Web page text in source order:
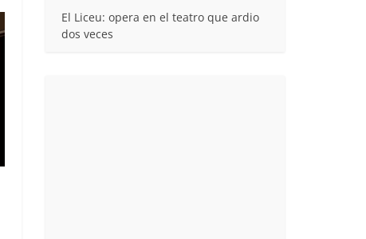
El Liceu: opera en el teatro que ardio
dos veces